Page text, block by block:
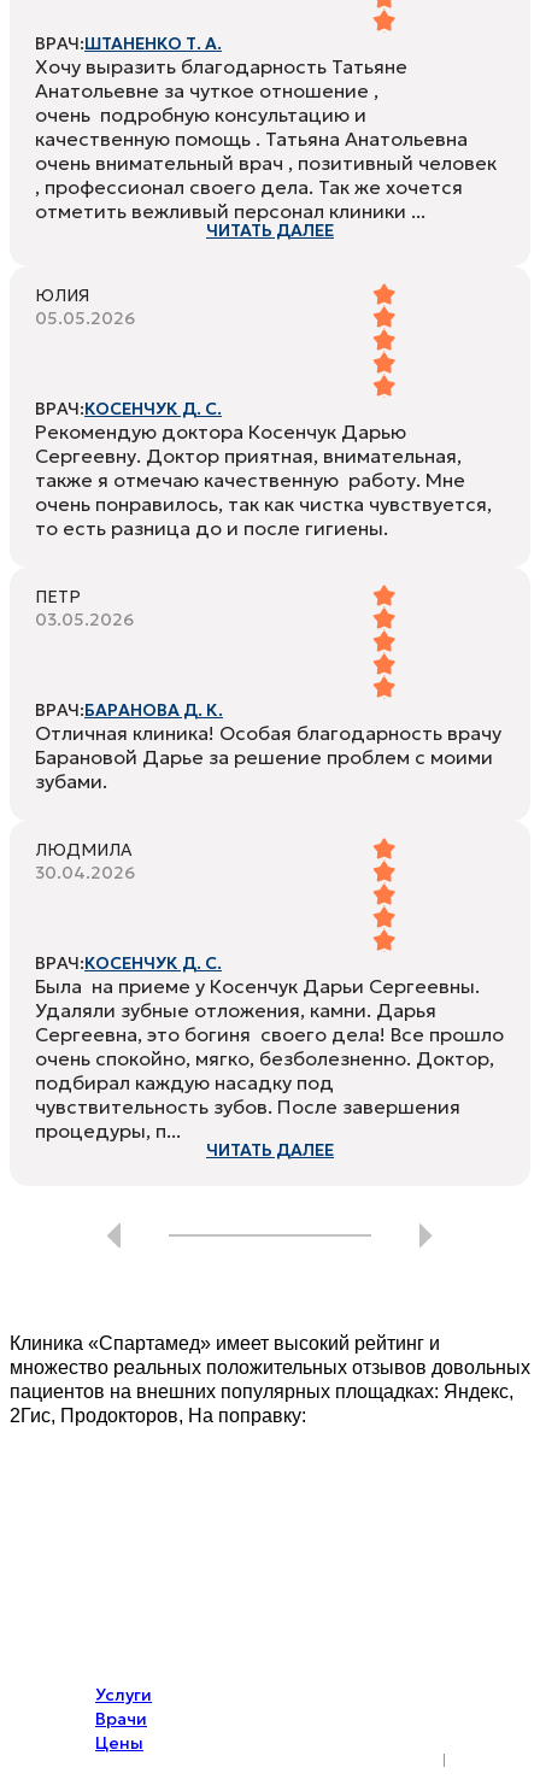
ВРАЧ:ШТАНЕНКО Т. А.
Хочу выразить благодарность Татьяне
Анатольевне за чуткое отношение ,
очень подробную консультацию и
качественную помощь . Татьяна Анатольевна
очень внимательный врач , позитивный человек
, профессионал своего дела. Так же хочется
отметить вежливый персонал клиники ...
ЧИТАТЬ ДАЛЕЕ
ЮЛИЯ
05.05.2026
ВРАЧ:КОСЕНЧУК Д. С.
Рекомендую доктора Косенчук Дарью
Сергеевну. Доктор приятная, внимательная,
также я отмечаю качественную работу. Мне
очень понравилось, так как чистка чувствуется,
то есть разница до и после гигиены.
ПЕТР
03.05.2026
ВРАЧ:БАРАНОВА Д. К.
Отличная клиника! Особая благодарность врачу
Барановой Дарье за решение проблем с моими
зубами.
ЛЮДМИЛА
30.04.2026
ВРАЧ:КОСЕНЧУК Д. С.
Была на приеме у Косенчук Дарьи Сергеевны.
Удаляли зубные отложения, камни. Дарья
Сергеевна, это богиня своего дела! Все прошло
очень спокойно, мягко, безболезненно. Доктор,
подбирал каждую насадку под
чувствительность зубов. После завершения
процедуры, п...
ЧИТАТЬ ДАЛЕЕ
Клиника «Спартамед» имеет высокий рейтинг и
множество реальных положительных отзывов довольных
пациентов на внешних популярных площадках: Яндекс,
2Гис, Продокторов, На поправку:
Услуги
Врачи
Цены